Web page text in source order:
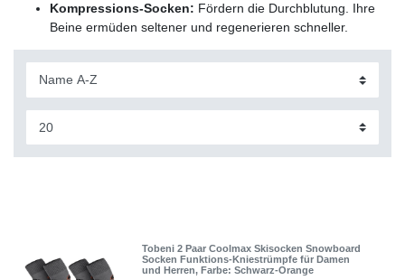
Kompressions-Socken: Fördern die Durchblutung. Ihre
Beine ermüden seltener und regenerieren schneller.
Tobeni 2 Paar Coolmax Skisocken Snowboard
Socken Funktions-Kniestrümpfe für Damen
und Herren, Farbe: Schwarz-Orange